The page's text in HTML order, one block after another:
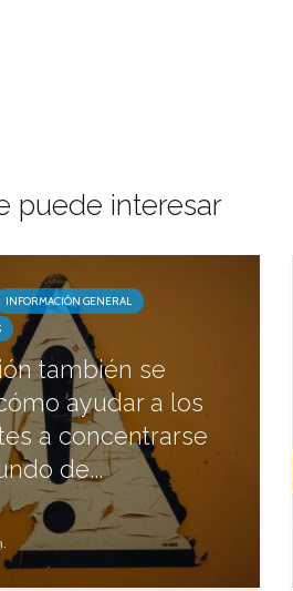
puede interesar
INFORMACIÓN GENERAL
también se
ayudar a los
a concentrarse
de...